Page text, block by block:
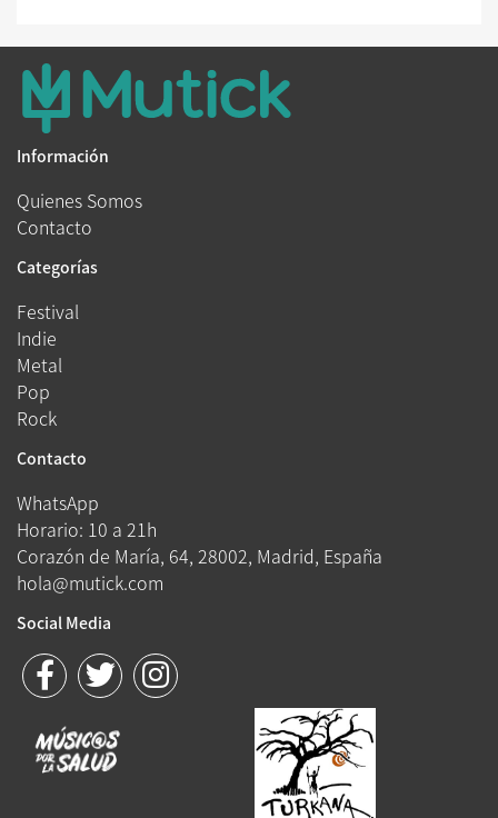
Información
Quienes Somos
Contacto
Categorías
Festival
Indie
Metal
Pop
Rock
Contacto
WhatsApp
Horario: 10 a 21h
Corazón de María, 64, 28002, Madrid, España
hola@mutick.com
Social Media